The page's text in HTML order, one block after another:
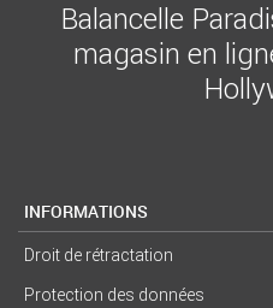
Balancelle
magasin en
INFORMATIONS
Droit de rétractation
Protection des données